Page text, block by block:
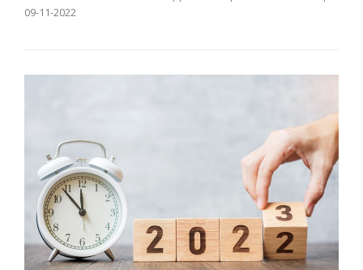
09-11-2022